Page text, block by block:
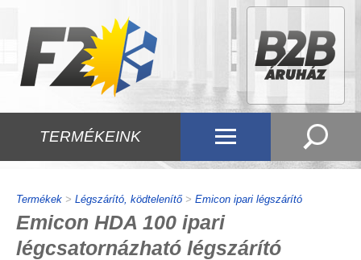
TERMÉKEINK
Termékek > Légszárító, ködtelenítő> Emicon ipari légszárító
Emicon HDA 100 ipari
légcsatornázható légszárító